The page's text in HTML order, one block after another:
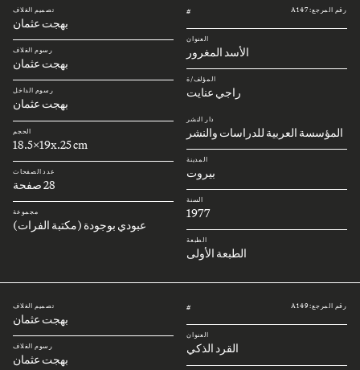
رقم المرجع: A147 #
العنوان
الأسد المغرور
المؤلف/ة
راجي عنايت
دار النشر
المؤسسة العربية للدراسات والنشر
المدينة
بيروت
السنة
1977
الطبعة
الطبعة الأولى
تصميم الغلاف
بهجت عثمان
رسوم الغلاف
بهجت عثمان
رسوم الداخل
بهجت عثمان
الحجم
18.5x19x.25 cm
عدد الصفحات
28 صفحة
مجموعة
عبودي بوجودة (مكتبة الفرات)
رقم المرجع: A149 #
العنوان
القرد الذكي
تصميم الغلاف
بهجت عثمان
رسوم الغلاف
بهجت عثمان